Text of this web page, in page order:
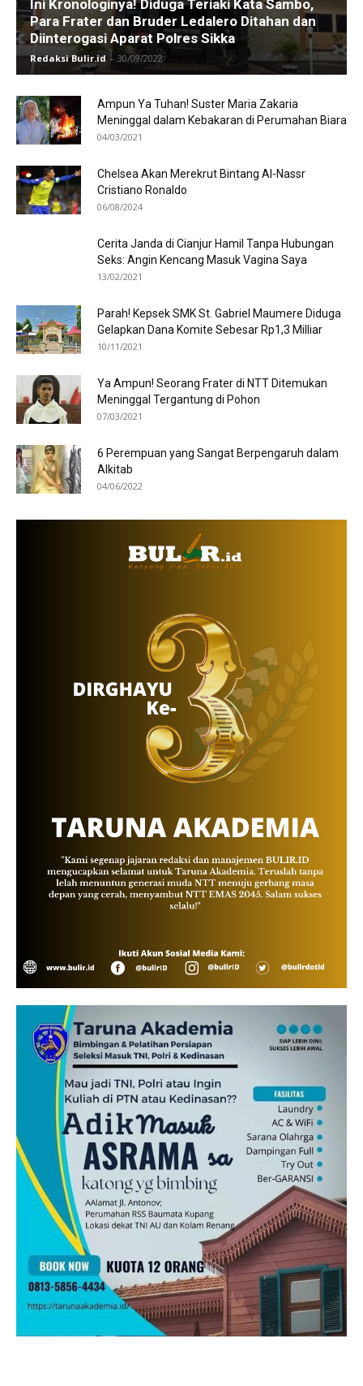
Ini Kronologinya! Diduga Teriaki Kata Sambo,
Para Frater dan Bruder Ledalero Ditahan dan
Diinterogasi Aparat Polres Sikka
Redaksi Bulir.id - 30/09/2022
Ampun Ya Tuhan! Suster Maria Zakaria
Meninggal dalam Kebakaran di Perumahan Biara
04/03/2021
Chelsea Akan Merekrut Bintang Al-Nassr
Cristiano Ronaldo
06/08/2024
Cerita Janda di Cianjur Hamil Tanpa Hubungan
Seks: Angin Kencang Masuk Vagina Saya
13/02/2021
Parah! Kepsek SMK St. Gabriel Maumere Diduga
Gelapkan Dana Komite Sebesar Rp1,3 Milliar
10/11/2021
Ya Ampun! Seorang Frater di NTT Ditemukan
Meninggal Tergantung di Pohon
07/03/2021
6 Perempuan yang Sangat Berpengaruh dalam
Alkitab
04/06/2022